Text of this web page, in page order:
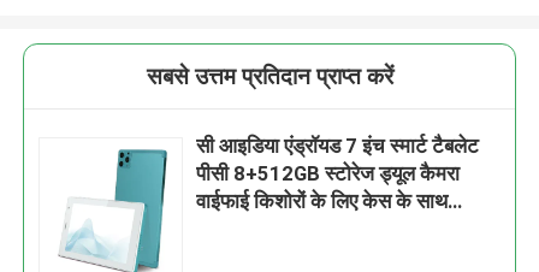
सबसे उत्तम प्रतिदान प्राप्त करें
सी आइडिया एंड्रॉयड 7 इंच स्मार्ट टैबलेट
पीसी 8+512GB स्टोरेज ड्यूल कैमरा
वाईफाई किशोरों के लिए केस के साथ